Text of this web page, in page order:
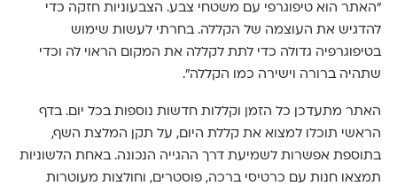
"האתר הוא טיפוגרפי עם משטחי צבע. הצבעוניות חזקה כדי
להדגיש את העוצמה של הקללה. בחרתי לעשות שימוש
בטיפוגרפיה גדולה כדי לתת לקללה את המקום הראוי לה וכדי
שתהיה ברורה וישירה כמו הקללה".
האתר מתעדכן כל הזמן וקללות חדשות נוספות בכל יום. בדף
הראשי תוכלו למצוא את קללת היום, על תקן המלצת השף,
בתוספת אפשרות לשמיעת דרך ההגייה הנכונה. באחת הלשוניות
תמצאו חנות עם כרטיסי ברכה, פוסטרים, וחולצות מעוטרות